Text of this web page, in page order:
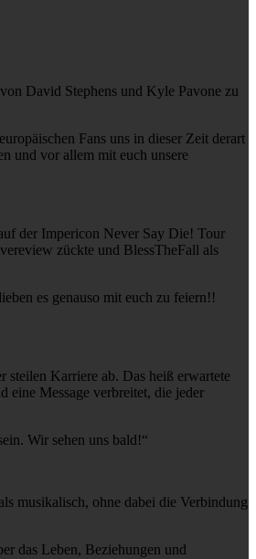
David Stephens und Kyle Pavone zu
Fans uns in dieser Zeit derart
und vor allem mit euch unsere
der Impericon Never Say Die! Tour
zückte und BlessTheFall als
es genauso mit euch zu feiern!!
Karriere ab. Das heiß erwartete
eine Message verbreitet, die jeder
Wir sehen uns bald!“
musikalisch, ohne dabei die Verbindung
das Leben, Beziehungen und